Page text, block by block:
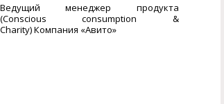
Ведущий менеджер продукта
(Conscious consumption &
Charity) Компания «Авито»